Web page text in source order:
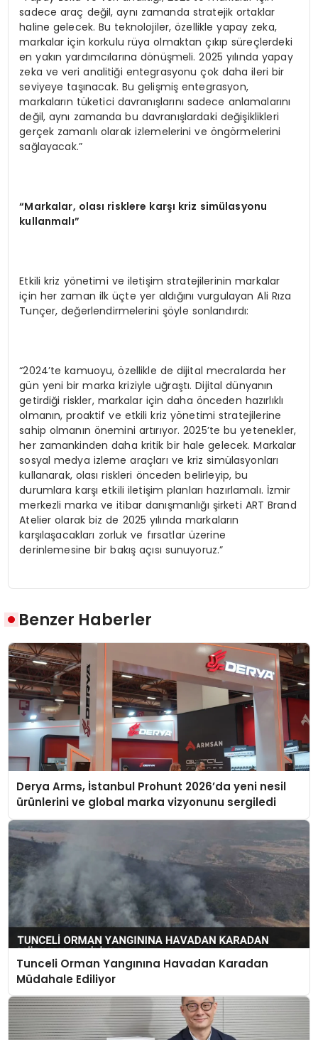
sadece araç değil, aynı zamanda stratejik ortaklar
haline gelecek. Bu teknolojiler, özellikle yapay zeka,
markalar için korkulu rüya olmaktan çıkıp süreçlerdeki
en yakın yardımcılarına dönüşmeli. 2025 yılında yapay
zeka ve veri analitiği entegrasyonu çok daha ileri bir
seviyeye taşınacak. Bu gelişmiş entegrasyon,
markaların tüketici davranışlarını sadece anlamalarını
değil, aynı zamanda bu davranışlardaki değişiklikleri
gerçek zamanlı olarak izlemelerini ve öngörmelerini
sağlayacak.”
“Markalar, olası risklere karşı kriz simülasyonu
kullanmalı”
Etkili kriz yönetimi ve iletişim stratejilerinin markalar
için her zaman ilk üçte yer aldığını vurgulayan Ali Rıza
Tunçer, değerlendirmelerini şöyle sonlandırdı:
“2024’te kamuoyu, özellikle de dijital mecralarda her
gün yeni bir marka kriziyle uğraştı. Dijital dünyanın
getirdiği riskler, markalar için daha önceden hazırlıklı
olmanın, proaktif ve etkili kriz yönetimi stratejilerine
sahip olmanın önemini artırıyor. 2025’te bu yetenekler,
her zamankinden daha kritik bir hale gelecek. Markalar
sosyal medya izleme araçları ve kriz simülasyonları
kullanarak, olası riskleri önceden belirleyip, bu
durumlara karşı etkili iletişim planları hazırlamalı. İzmir
merkezli marka ve itibar danışmanlığı şirketi ART Brand
Atelier olarak biz de 2025 yılında markaların
karşılaşacakları zorluk ve fırsatlar üzerine
derinlemesine bir bakış açısı sunuyoruz.”
Benzer Haberler
Derya Arms, İstanbul Prohunt 2026’da yeni nesil
ürünlerini ve global marka vizyonunu sergiledi
Tunceli Orman Yangınına Havadan Karadan
Müdahale Ediliyor